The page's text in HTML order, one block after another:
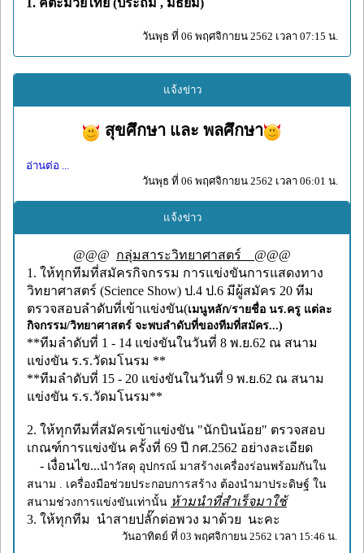
วันพุธ ที่ 06 พฤศจิกายน 2562 เวลา 07:15 น.
แจ้งข่าว
สุขศึกษา และ พลศึกษา
อ่านต่อ ...
วันพุธ ที่ 06 พฤศจิกายน 2562 เวลา 06:01 น.
แจ้งข่าว
@@@ กลุ่มสาระวิทยาศาสตร์ @@@
1. ให้ทุกทีมที่สมัครกิจกรรม การแข่งขันการแสดงทาง
วิทยาศาสตร์ (Science Show) ป.4 ป.6 มีผู้สมัคร 20 ทีม
ตรวจสอบลำดับที่เข้าแข่งขัน(เมนูหลัก/รายชื่อ นร.ครู แต่ละ
กิจกรรม/วิทยาศาสตร์ จะพบลำดับที่ของทีมที่สมัคร...)
**ทีมลำดับที่ 1 - 14 แข่งขันในวันที่ 8 พ.ย.62 ณ สนาม
แข่งขัน ร.ร.วัดมโนรม **
**ทีมลำดับที่ 15 - 20 แข่งขันในวันที่ 9 พ.ย.62 ณ สนาม
แข่งขัน ร.ร.วัดมโนรม**
2. ให้ทุกทีมที่สมัครเข้าแข่งขัน "นักบินน้อย" ตรวจสอบ
เกณฑ์การแข่งขัน ครั้งที่ 69 ปี กศ.2562 อย่างละเอียด
- เงื่อนไข...นำวัสดุ อุปกรณ์ มาสร้างเครื่องร่อนพร้อมกันใน
สนาม . เครื่องมือช่วยประกอบการสร้าง ต้องนำมาประดิษฐ์ ใน
สนามช่วงการแข่งขันเท่านั้น ห้ามนำที่สำเร็จมาใช้
3. ให้ทุกทีม นำสายปลั๊กต่อพวง มาด้วย นะคะ
วันอาทิตย์ ที่ 03 พฤศจิกายน 2562 เวลา 15:46 น.